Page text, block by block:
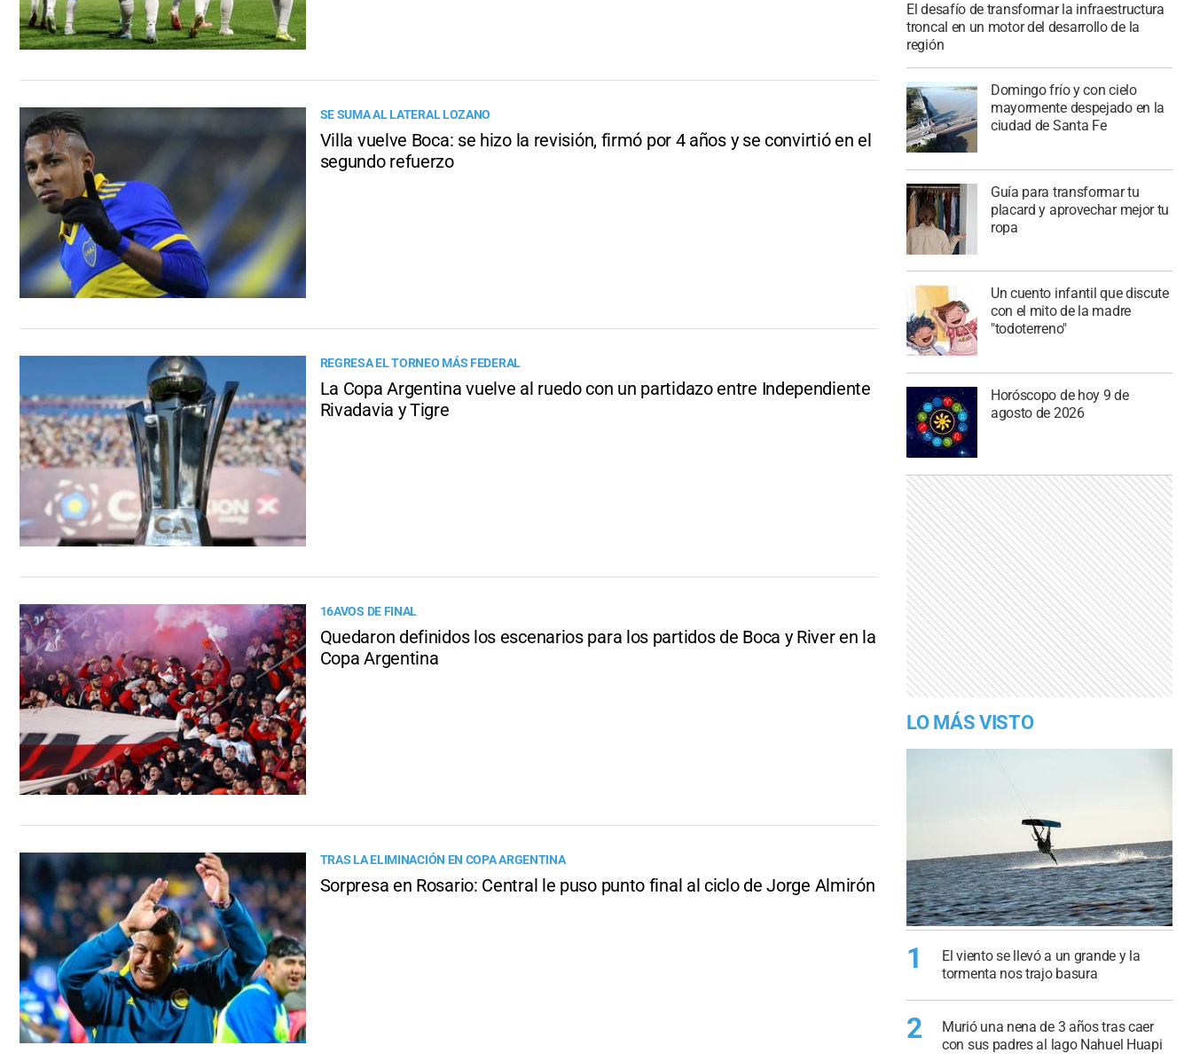
SE SUMA AL LATERAL LOZANO
Villa vuelve Boca: se hizo la revisión, firmó por 4 años y se convirtió en el
segundo refuerzo
REGRESA EL TORNEO MÁS FEDERAL
La Copa Argentina vuelve al ruedo con un partidazo entre Independiente
Rivadavia y Tigre
16AVOS DE FINAL
Quedaron definidos los escenarios para los partidos de Boca y River en la
Copa Argentina
TRAS LA ELIMINACIÓN EN COPA ARGENTINA
Sorpresa en Rosario: Central le puso punto final al ciclo de Jorge Almirón
El desafío de transformar la infraestructura
troncal en un motor del desarrollo de la
región
Domingo frío y con cielo
mayormente despejado en la
ciudad de Santa Fe
Guía para transformar tu
placard y aprovechar mejor tu
ropa
Un cuento infantil que discute
con el mito de la madre
"todoterreno"
Horóscopo de hoy 9 de
agosto de 2026
LO MÁS VISTO
1
El viento se llevó a un grande y la
tormenta nos trajo basura
2
Murió una nena de 3 años tras caer
con sus padres al lago Nahuel Huapi